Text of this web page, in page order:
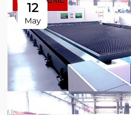
12
May